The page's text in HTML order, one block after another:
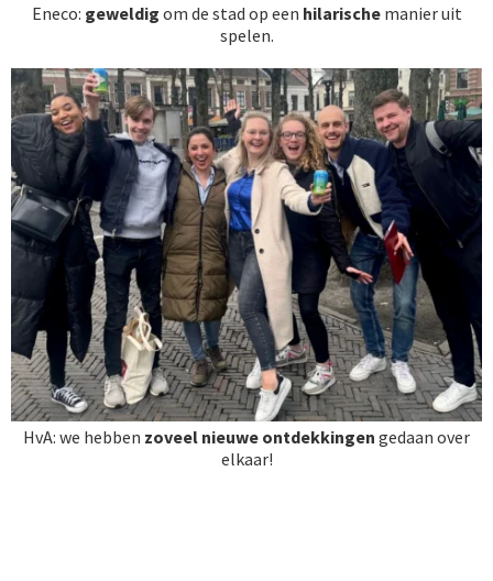
Eneco: geweldig om de stad op een hilarischemanier uit
spelen.
HvA: we hebben zoveel nieuwe ontdekkingen gedaan over
elkaar!